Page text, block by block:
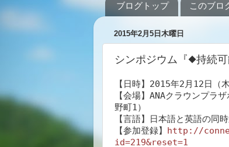
ブログトップ このブロ
2015年2月5日木曜日
シンポジウム『◆持続
【日時】2015年2月12日
【会場】ANAクラウンプ
野町1）
【言語】日本語と英語の同
【参加登録】 http://
id=219&reset=1